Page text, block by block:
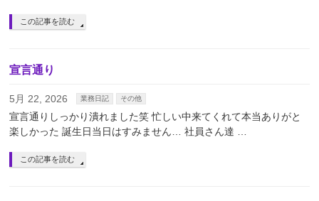
この記事を読む
宣言通り
5月 22, 2026 業務日記 その他
宣言通りしっかり潰れました笑 忙しい中来てくれて本当ありがと
楽しかった 誕生日当日はすみません… 社員さん達 …
この記事を読む